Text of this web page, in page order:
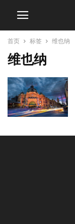
首页 标签 维也纳
维也纳